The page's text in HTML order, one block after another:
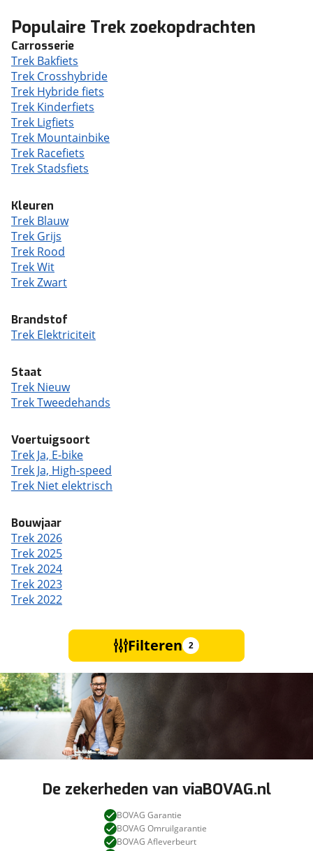
Populaire Trek zoekopdrachten
Carrosserie
Trek Bakfiets
Trek Crosshybride
Trek Hybride fiets
Trek Kinderfiets
Trek Ligfiets
Trek Mountainbike
Trek Racefiets
Trek Stadsfiets
Kleuren
Trek Blauw
Trek Grijs
Trek Rood
Trek Wit
Trek Zwart
Brandstof
Trek Elektriciteit
Staat
Trek Nieuw
Trek Tweedehands
Voertuigsoort
Trek Ja, E-bike
Trek Ja, High-speed
Trek Niet elektrisch
Bouwjaar
Trek 2026
Trek 2025
Trek 2024
Trek 2023
Trek 2022
Filteren 2
De zekerheden van viaBOVAG.nl
BOVAG Garantie
BOVAG Omruilgarantie
BOVAG Afleverbeurt